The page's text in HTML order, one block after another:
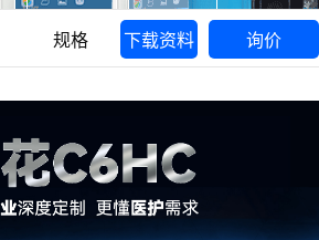
规格 下载资料 询价